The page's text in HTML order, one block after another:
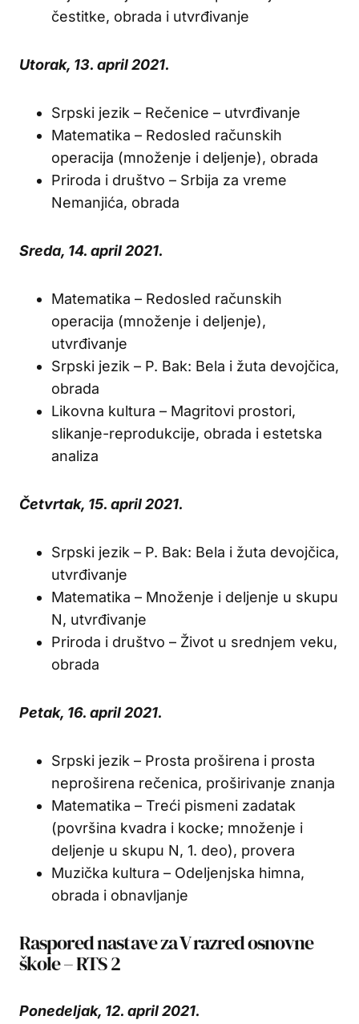
čestitke, obrada i utvrđivanje
Utorak, 13. april 2021.
Srpski jezik – Rečenice – utvrđivanje
Matematika – Redosled računskih
operacija (množenje i deljenje), obrada
Priroda i društvo – Srbija za vreme
Nemanjića, obrada
Sreda, 14. april 2021.
Matematika – Redosled računskih
operacija (množenje i deljenje),
utvrđivanje
Srpski jezik – P. Bak: Bela i žuta devojčica,
obrada
Likovna kultura – Magritovi prostori,
slikanje-reprodukcije, obrada i estetska
analiza
Četvrtak, 15. april 2021.
Srpski jezik – P. Bak: Bela i žuta devojčica,
utvrđivanje
Matematika – Množenje i deljenje u skupu
N, utvrđivanje
Priroda i društvo – Život u srednjem veku,
obrada
Petak, 16. april 2021.
Srpski jezik – Prosta proširena i prosta
neproširena rečenica, proširivanje znanja
Matematika – Treći pismeni zadatak
(površina kvadra i kocke; množenje i
deljenje u skupu N, 1. deo), provera
Muzička kultura – Odeljenjska himna,
obrada i obnavljanje
Raspored nastave za V razred osnovne
škole – RTS 2
Ponedeljak, 12. april 2021.